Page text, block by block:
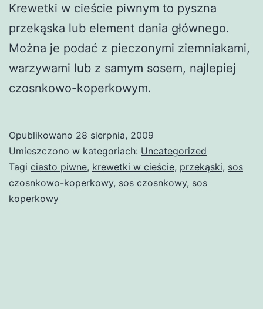
Krewetki w cieście piwnym to pyszna
przekąska lub element dania głównego.
Można je podać z pieczonymi ziemniakami,
warzywami lub z samym sosem, najlepiej
czosnkowo-koperkowym.
Opublikowano 28 sierpnia, 2009
Umieszczono w kategoriach: Uncategorized
Tagi ciasto piwne, krewetki w cieście, przekąski, sos
czosnkowo-koperkowy, sos czosnkowy, sos
koperkowy